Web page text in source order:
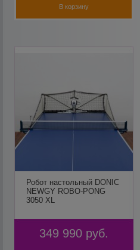
В корзину
Робот настольный DONIC
NEWGY ROBO-PONG
3050 XL
349 990 руб.